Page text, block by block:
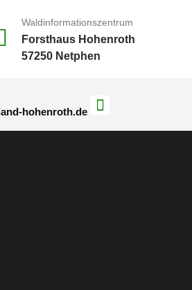
Waldinformationszentrum
Forsthaus Hohenroth
57250 Netphen
hohenroth.de